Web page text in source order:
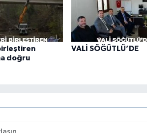
doğru
VALİ SÖĞÜTLÜ’DE